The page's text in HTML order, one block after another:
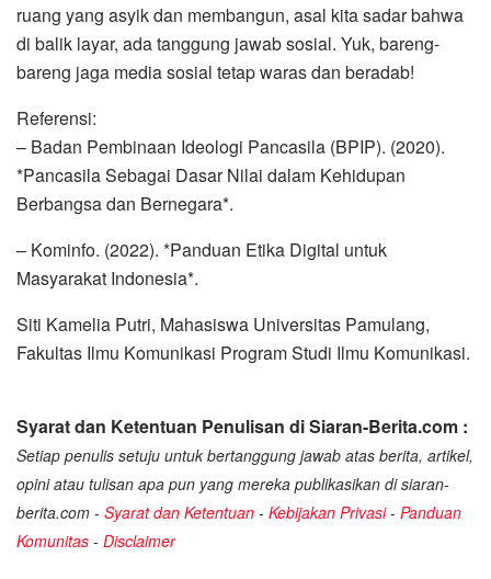
ruang yang asyik dan membangun, asal kita sadar bahwa
di balik layar, ada tanggung jawab sosial. Yuk, bareng-
bareng jaga media sosial tetap waras dan beradab!
Referensi:
– Badan Pembinaan Ideologi Pancasila (BPIP). (2020).
*Pancasila Sebagai Dasar Nilai dalam Kehidupan
Berbangsa dan Bernegara*.
– Kominfo. (2022). *Panduan Etika Digital untuk
Masyarakat Indonesia*.
Siti Kamelia Putri, Mahasiswa Universitas Pamulang,
Fakultas Ilmu Komunikasi Program Studi Ilmu Komunikasi.
Syarat dan Ketentuan Penulisan di Siaran-Berita.com :
Setiap penulis setuju untuk bertanggung jawab atas berita, artikel,
opini atau tulisan apa pun yang mereka publikasikan di siaran-
berita.com - Syarat dan Ketentuan - Kebijakan Privasi- Panduan
Komunitas - Disclaimer